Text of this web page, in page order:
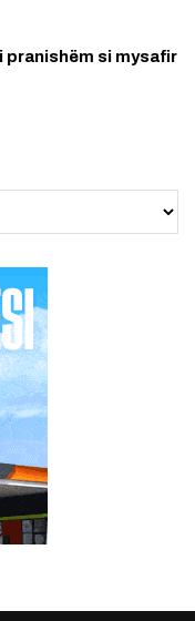
pranishëm si mysafir